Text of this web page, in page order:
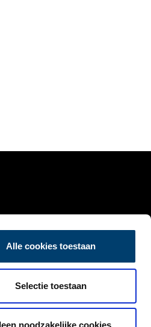
Alle cookies toestaan
Selectie toestaan
noodzakelijke cookies